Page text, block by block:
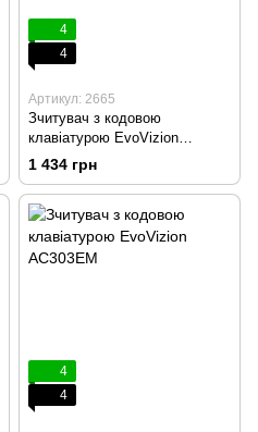
4
4
Артикул: 2665
Зчитувач з кодовою
клавіатурою EvoVizion
AC301EM
1 434 грн
4
4